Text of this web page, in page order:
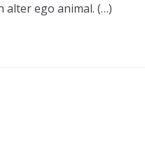
alter ego animal. (…)